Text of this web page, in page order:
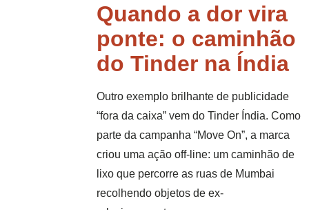
Quando a dor vira
ponte: o caminhão
do Tinder na Índia
Outro exemplo brilhante de publicidade
“fora da caixa” vem do Tinder Índia. Como
parte da campanha “Move On”, a marca
criou uma ação off-line: um caminhão de
lixo que percorre as ruas de Mumbai
recolhendo objetos de ex-